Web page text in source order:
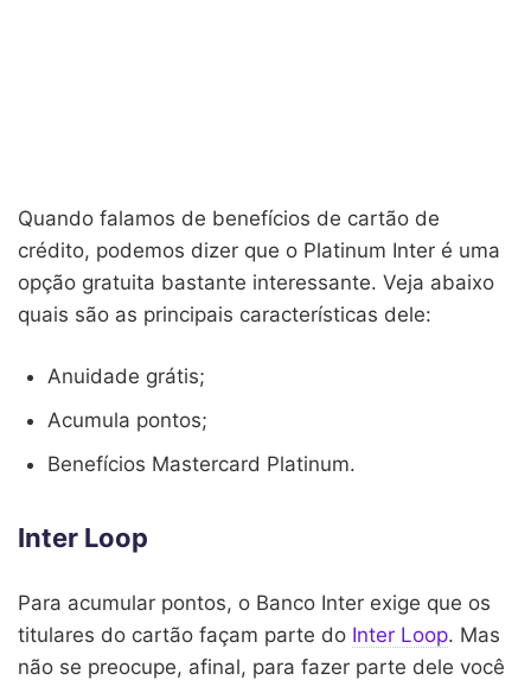
Quando falamos de benefícios de cartão de
crédito, podemos dizer que o Platinum Inter é uma
opção gratuita bastante interessante. Veja abaixo
quais são as principais características dele:
Anuidade grátis;
Acumula pontos;
Benefícios Mastercard Platinum.
Inter Loop
Para acumular pontos, o Banco Inter exige que os
titulares do cartão façam parte do Inter Loop. Mas
não se preocupe, afinal, para fazer parte dele você